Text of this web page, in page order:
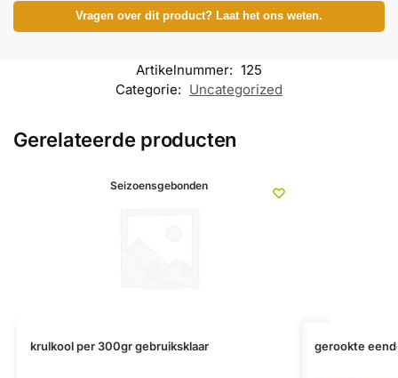
Vragen over dit product? Laat het ons weten.
Artikelnummer: 125
Categorie: Uncategorized
Gerelateerde producten
Seizoensgebonden
krulkool per 300gr gebruiksklaar gerookte